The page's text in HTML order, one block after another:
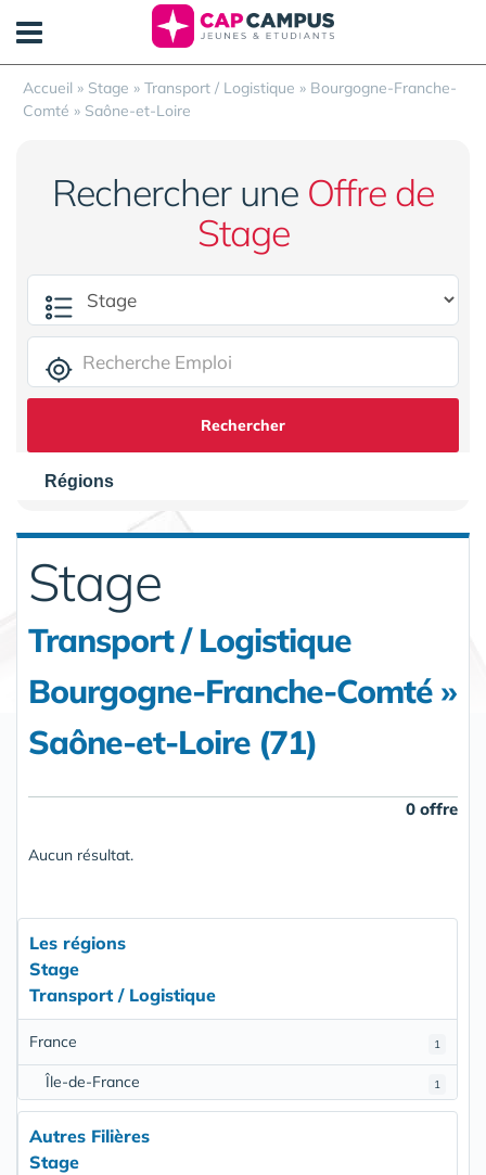
Accueil » Stage » Transport / Logistique » Bourgogne-Franche-
Comté » Saône-et-Loire
Rechercher une Offre de
Stage
Rechercher
Régions
Stage
Transport / Logistique
Bourgogne-Franche-Comté »
Saône-et-Loire (71)
0 offre
Aucun résultat.
Les régions
Stage
Transport / Logistique
1
France
1
Île-de-France
Autres Filières
Stage
Panneau de gestion des cookies